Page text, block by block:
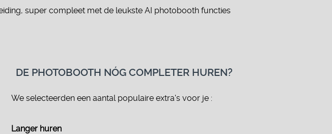
super compleet met de leukste AI photobooth functies
DE PHOTOBOOTH NÓG COMPLETER HUREN?
We selecteerden een aantal populaire extra's voor je :
Langer huren